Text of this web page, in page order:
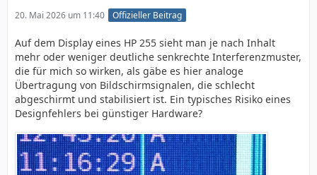
20. Mai 2026 um 11:40 Offizieller Beitrag
Auf dem Display eines HP 255 sieht man je nach Inhalt
mehr oder weniger deutliche senkrechte Interferenzmuster,
die für mich so wirken, als gäbe es hier analoge
Übertragung von Bildschirmsignalen, die schlecht
abgeschirmt und stabilisiert ist. Ein typisches Risiko eines
Designfehlers bei günstiger Hardware?